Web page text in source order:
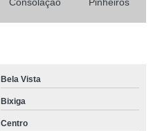
Bela Vista
Bixiga
Centro